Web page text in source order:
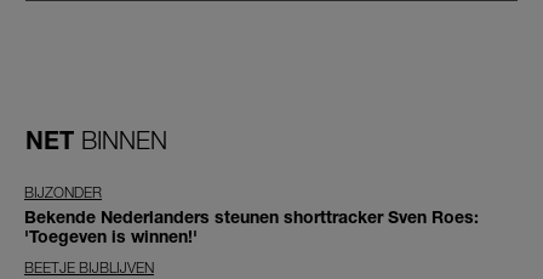
NET BINNEN
BIJZONDER
Bekende Nederlanders steunen shorttracker Sven Roes:
'Toegeven is winnen!'
BEETJE BIJBLIJVEN